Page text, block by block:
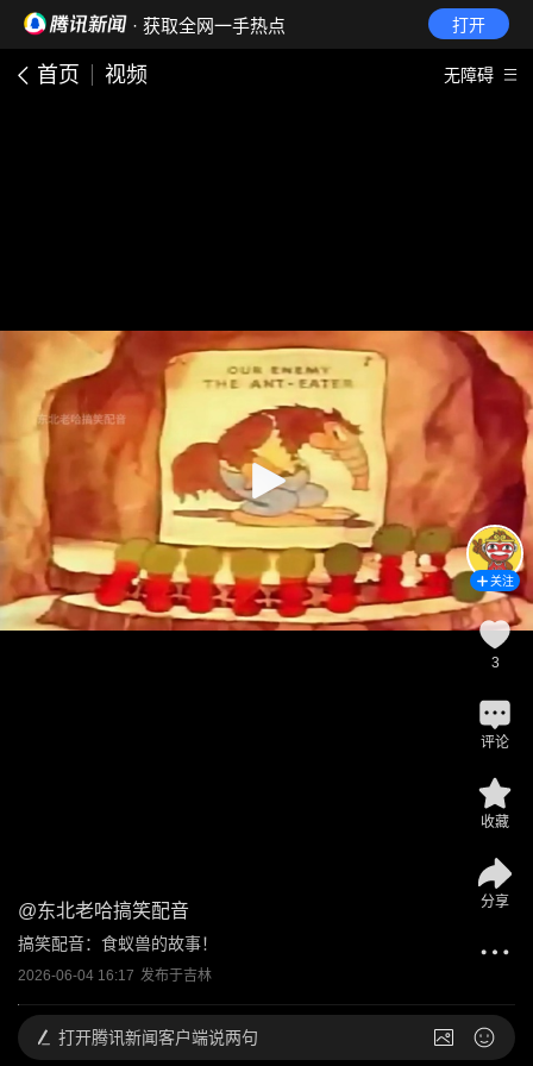
· 获取全网一手热点 打开
首页 视频 无障碍
@东北老哈搞笑配音
搞笑配音：食蚁兽的故事！
2026-06-04 16:17 发布于吉林
关注
3
评论
收藏
分享
打开腾讯新闻客户端说两句